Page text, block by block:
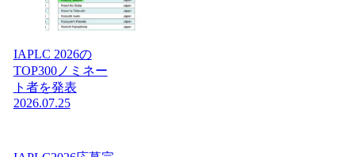
IAPLC 2026の
TOP300ノミネー
ト者を発表
2026.07.25